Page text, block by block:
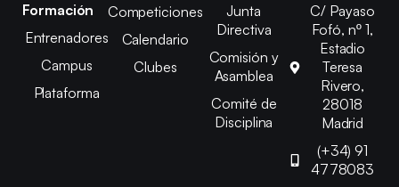
Formación
Entrenadores
Campus
Plataforma
Competiciones
Calendario
Clubes
Junta
Directiva
Comisión y
Asamblea
Comité de
Disciplina
C/ Payaso
Fofó, nº 1,
Estadio
Teresa
Rivero,
28018
Madrid
(+34) 91
4778083